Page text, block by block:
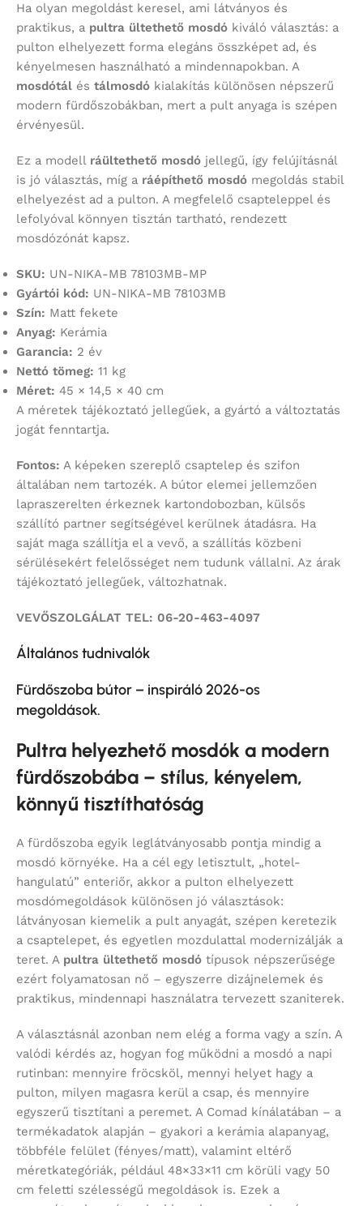
Ha olyan megoldást keresel, ami látványos és
praktikus, a pultra ültethető mosdó kiváló választás: a
pulton elhelyezett forma elegáns összképet ad, és
kényelmesen használható a mindennapokban. A
mosdótál és tálmosdó kialakítás különösen népszerű
modern fürdőszobákban, mert a pult anyaga is szépen
érvényesül.
Ez a modell ráültethető mosdó jellegű, így felújításnál
is jó választás, míg a ráépíthető mosdó megoldás stabil
elhelyezést ad a pulton. A megfelelő csapteleppel és
lefolyóval könnyen tisztán tartható, rendezett
mosdózónát kapsz.
SKU: UN-NIKA-MB 78103MB-MP
Gyártói kód: UN-NIKA-MB 78103MB
Szín: Matt fekete
Anyag: Kerámia
Garancia: 2 év
Nettó tömeg: 11 kg
Méret: 45 × 14,5 × 40 cm
A méretek tájékoztató jellegűek, a gyártó a változtatás
jogát fenntartja.
Fontos: A képeken szereplő csaptelep és szifon
általában nem tartozék. A bútor elemei jellemzően
lapraszerelten érkeznek kartondobozban, külsős
szállító partner segítségével kerülnek átadásra. Ha
saját maga szállítja el a vevő, a szállítás közbeni
sérülésekért felelősséget nem tudunk vállalni. Az árak
tájékoztató jellegűek, változhatnak.
VEVŐSZOLGÁLAT TEL: 06-20-463-4097
Általános tudnivalók
Fürdőszoba bútor – inspiráló 2026-os
megoldások.
Pultra helyezhető mosdók a modern
fürdőszobába – stílus, kényelem,
könnyű tisztíthatóság
A fürdőszoba egyik leglátványosabb pontja mindig a
mosdó környéke. Ha a cél egy letisztult, „hotel-
hangulatú” enteriőr, akkor a pulton elhelyezett
mosdómegoldások különösen jó választások:
látványosan kiemelik a pult anyagát, szépen keretezik
a csaptelepet, és egyetlen mozdulattal modernizálják a
teret. A pultra ültethető mosdó típusok népszerűsége
ezért folyamatosan nő – egyszerre dizájnelemek és
praktikus, mindennapi használatra tervezett szaniterek.
A választásnál azonban nem elég a forma vagy a szín. A
valódi kérdés az, hogyan fog működni a mosdó a napi
rutinban: mennyire fröcsköl, mennyi helyet hagy a
pulton, milyen magasra kerül a csap, és mennyire
egyszerű tisztítani a peremet. A Comad kínálatában – a
termékadatok alapján – gyakori a kerámia alapanyag,
többféle felület (fényes/matt), valamint eltérő
méretkategóriák, például 48×33×11 cm körüli vagy 50
cm feletti szélességű megoldások is. Ezek a